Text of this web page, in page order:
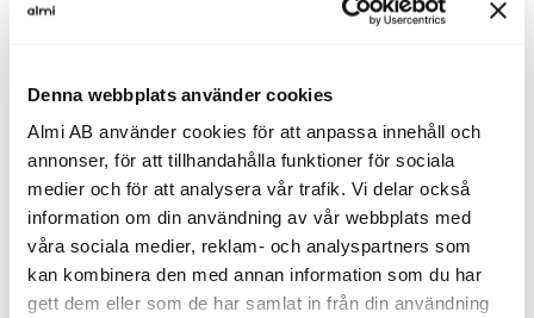
Denna webbplats använder cookies
Almi AB använder cookies för att anpassa innehåll och
annonser, för att tillhandahålla funktioner för sociala
medier och för att analysera vår trafik. Vi delar också
information om din användning av vår webbplats med
våra sociala medier, reklam- och analyspartners som
kan kombinera den med annan information som du har
gett dem eller som de har samlat in från din användning
Därför valde vi att investera i
Erik Madeyski Bengtson, Investment Manager Almi Invest GreenTech